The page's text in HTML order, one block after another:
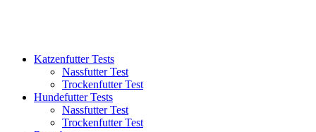
Katzenfutter Tests
Nassfutter Test
Trockenfutter Test
Hundefutter Tests
Nassfutter Test
Trockenfutter Test